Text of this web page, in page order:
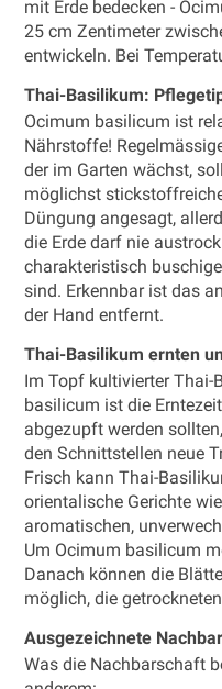
mit Erde bedecken -
25 cm Zentimeter
entwickeln. Bei
Thai-Basilikum:
Ocimum basilicum ist
Nährstoffe!
der im Garten wächst,
möglichst
Düngung angesagt,
die Erde darf nie
charakteristisch
sind. Erkennbar ist das
der Hand entfernt.
Thai-Basilikum ernten
Im Topf kultivierter Thai-
basilicum ist die
abgezupft werden
den Schnittstellen neue
Frisch kann Thai-
orientalische Gerichte
aromatischen,
Um Ocimum basilicum
Danach können die
möglich, die
Ausgezeichnete
Was die Nachbarschaft